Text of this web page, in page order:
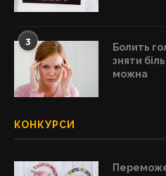
3
Болить
зняти
можна
КОНКУРСИ